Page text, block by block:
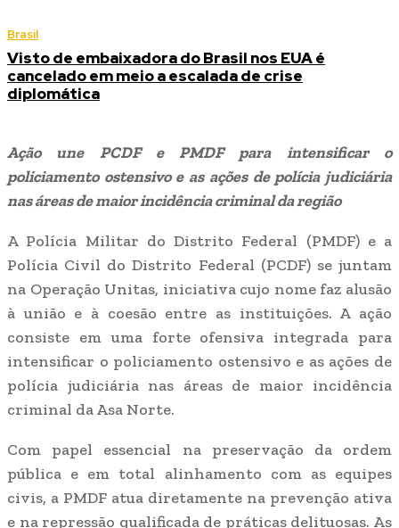
Brasil
Visto de embaixadora do Brasil nos EUA é
cancelado em meio a escalada de crise
diplomática
Ação une PCDF e PMDF para intensificar o
policiamento ostensivo e as ações de polícia judiciária
nas áreas de maior incidência criminal da região
A Polícia Militar do Distrito Federal (PMDF) e a
Polícia Civil do Distrito Federal (PCDF) se juntam
na Operação Unitas, iniciativa cujo nome faz alusão
à união e à coesão entre as instituições. A ação
consiste em uma forte ofensiva integrada para
intensificar o policiamento ostensivo e as ações de
polícia judiciária nas áreas de maior incidência
criminal da Asa Norte.
Com papel essencial na preservação da ordem
pública e em total alinhamento com as equipes
civis, a PMDF atua diretamente na prevenção ativa
e na repressão qualificada de práticas delituosas. As